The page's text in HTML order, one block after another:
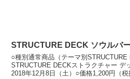
STRUCTURE DECK ソウルバ
○種別通常商品（テーマ別
STRUCTURE DECKストラクチャー デ
2018年12月8日（土）○価格1,200円（